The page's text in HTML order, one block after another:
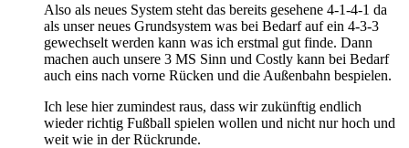
Also als neues System steht das bereits gesehene 4-1-4-1 da
als unser neues Grundsystem was bei Bedarf auf ein 4-3-3
gewechselt werden kann was ich erstmal gut finde. Dann
machen auch unsere 3 MS Sinn und Costly kann bei Bedarf
auch eins nach vorne Rücken und die Außenbahn bespielen.
Ich lese hier zumindest raus, dass wir zukünftig endlich
wieder richtig Fußball spielen wollen und nicht nur hoch und
weit wie in der Rückrunde.